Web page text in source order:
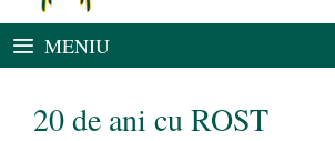
MENIU
20 de ani cu ROST